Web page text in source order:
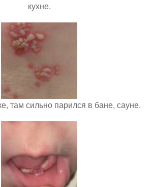
кухне.
там сильно парился в бане, сауне.